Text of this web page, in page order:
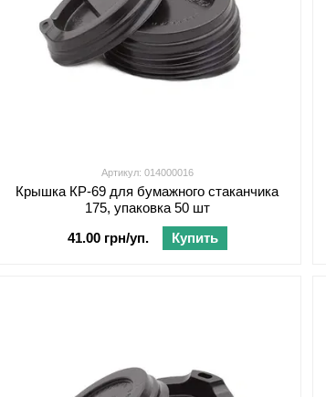
Артикул: 014000016
Крышка КР-69 для бумажного стаканчика
175, упаковка 50 шт
41.00 грн/уп.
Купить